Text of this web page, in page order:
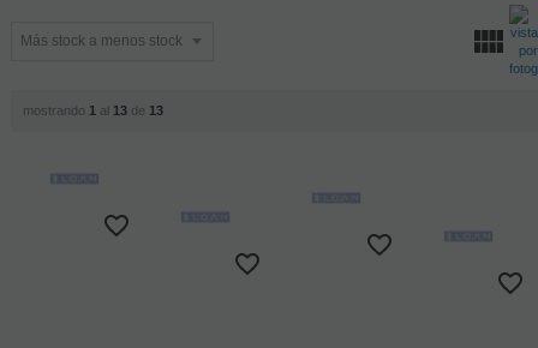
mostrando 1 al 13de 13